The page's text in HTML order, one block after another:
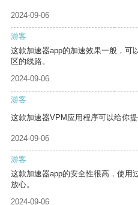
2024-09-06
游客
这款加速器app的加速效果一般，可
区的线路。
2024-09-06
游客
这款加速器VPM应用程序可以给你
2024-09-06
游客
这款加速器app的安全性很高，使用
放心。
2024-09-06